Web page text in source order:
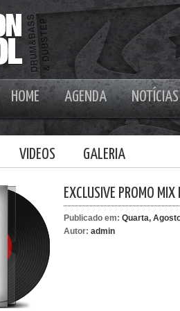
HOME AGENDA NOTÍCIAS
VIDEOS GALERIA
EXCLUSIVE PROMO MIX
Publicado em: Quarta,
Autor: admin